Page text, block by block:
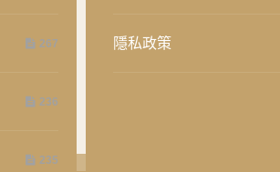
267
236
235
隱私政策